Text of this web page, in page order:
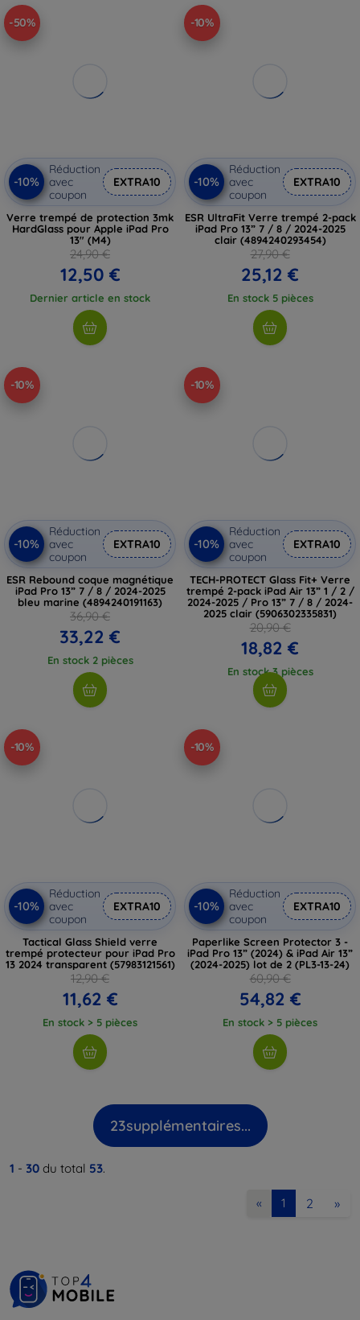
-50%
-10%
Réduction
avec
coupon
EXTRA10
Verre trempé de protection 3mk
HardGlass pour Apple iPad Pro
13" (M4)
24,90 €
12,50 €
Dernier article en stock
-10%
-10%
Réduction
avec
coupon
EXTRA10
ESR UltraFit Verre trempé 2-pack
iPad Pro 13” 7 / 8 / 2024-2025
clair (4894240293454)
27,90 €
25,12 €
En stock 5 pièces
-10%
-10%
Réduction
avec
coupon
EXTRA10
ESR Rebound coque magnétique
iPad Pro 13” 7 / 8 / 2024-2025
bleu marine (4894240191163)
36,90 €
33,22 €
En stock 2 pièces
-10%
-10%
Réduction
avec
coupon
EXTRA10
TECH-PROTECT Glass Fit+ Verre
trempé 2-pack iPad Air 13” 1 / 2 /
2024-2025 / Pro 13” 7 / 8 / 2024-
2025 clair (5906302335831)
20,90 €
18,82 €
En stock 3 pièces
-10%
-10%
Réduction
avec
coupon
EXTRA10
Tactical Glass Shield verre
trempé protecteur pour iPad Pro
13 2024 transparent (57983121561)
12,90 €
11,62 €
En stock > 5 pièces
-10%
-10%
Réduction
avec
coupon
EXTRA10
Paperlike Screen Protector 3 -
iPad Pro 13” (2024) & iPad Air 13”
(2024-2025) lot de 2 (PL3-13-24)
60,90 €
54,82 €
En stock > 5 pièces
23supplémentaires...
1 - 30 du total 53.
« 1 2 »